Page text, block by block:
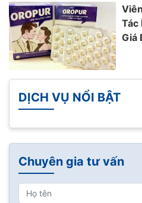
Tác
Giá
DỊCH VỤ NỔI BẬT
Chuyên gia tư vấn